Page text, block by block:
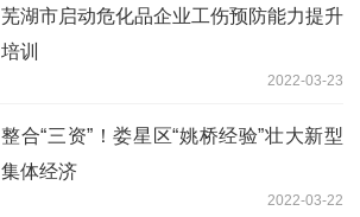
芜湖市启动危化品企业工伤预防能力提升
培训
2022-03-23
整合“三资”！娄星区“姚桥经验”壮大新型
集体经济
2022-03-22